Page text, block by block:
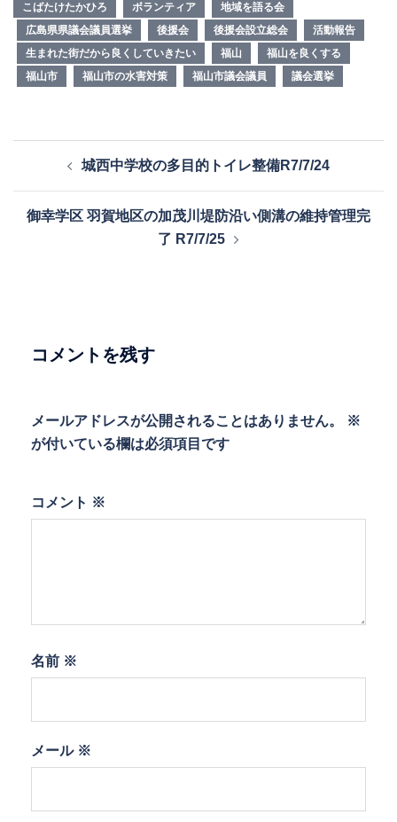
こばたけたかひろ ボランティア
地域を語る会
広島県県議会議員選挙
後援会 後援会設立総会
活動報告
生まれた街だから良くしていきたい
福山
福山を良くする
福山市
福山市の水害対策 福山市議会議員 議会選挙
ビ
ン
城西中学校の多目的トイレ整備R7/7/24
御幸学区 羽賀地区の加茂川堤防沿い側溝の維持管理完
了 R7/7/25
コメントを残す
メールアドレスが公開されることはありません。
※
が付いている欄は必須項目です
コメント ※
名前 ※
メール ※